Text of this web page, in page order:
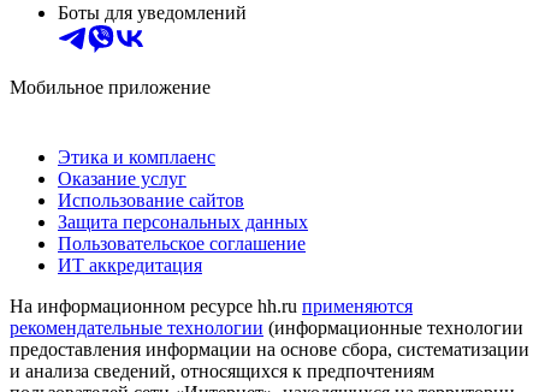
Боты для уведомлений
Мобильное приложение
Этика и комплаенс
Оказание услуг
Использование сайтов
Защита персональных данных
Пользовательское соглашение
ИТ аккредитация
На информационном ресурсе hh.ru применяются
рекомендательные технологии (информационные технологии
предоставления информации на основе сбора, систематизации
и анализа сведений, относящихся к предпочтениям